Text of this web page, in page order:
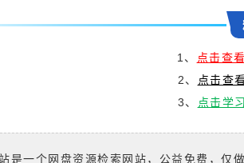
1、 点击查
2、 点击查
3、 点击学
是一个网盘资源检索网站，公益免费，仅